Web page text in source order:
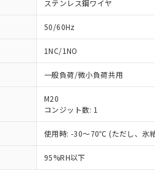
ステンレス鋼ワイヤ
50/60Hz
1NC/1NO
一般負荷/微小負荷共用
M20
コンジット数: 1
使用時: -30～70℃ (ただし、氷結し
95%RH以下